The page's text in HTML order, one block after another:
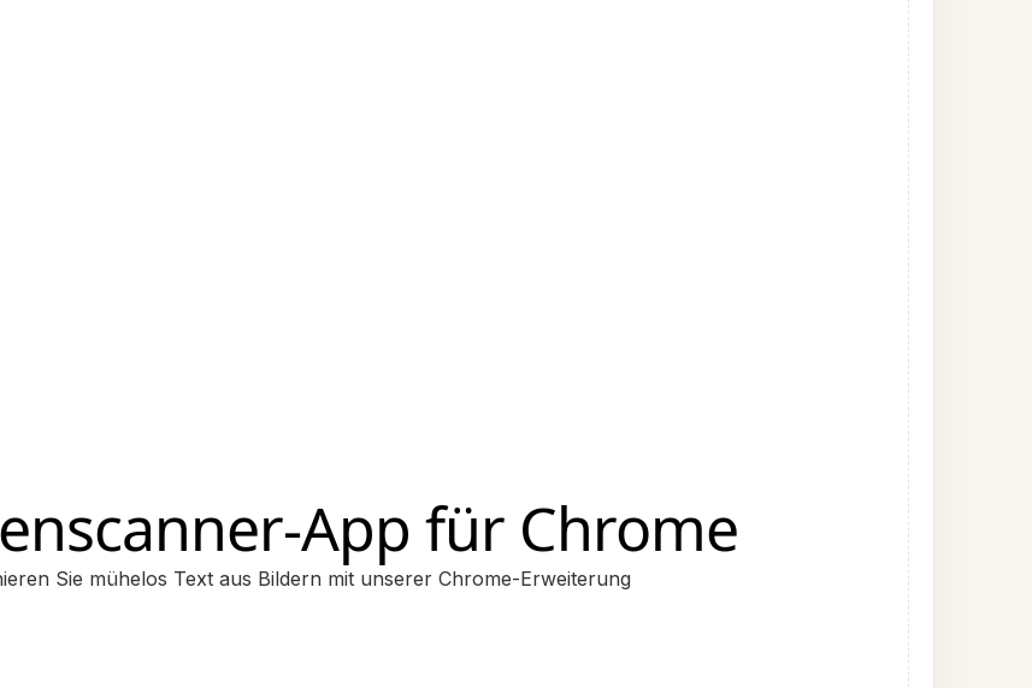
App für Chrome
Sie mühelos Text aus Bildern mit unserer Chrome-Erweiterung